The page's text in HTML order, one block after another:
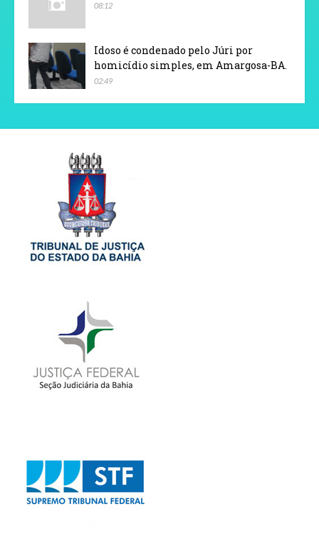
08:12
Idoso é condenado pelo Júri por
homicídio simples, em Amargosa-BA.
02:49